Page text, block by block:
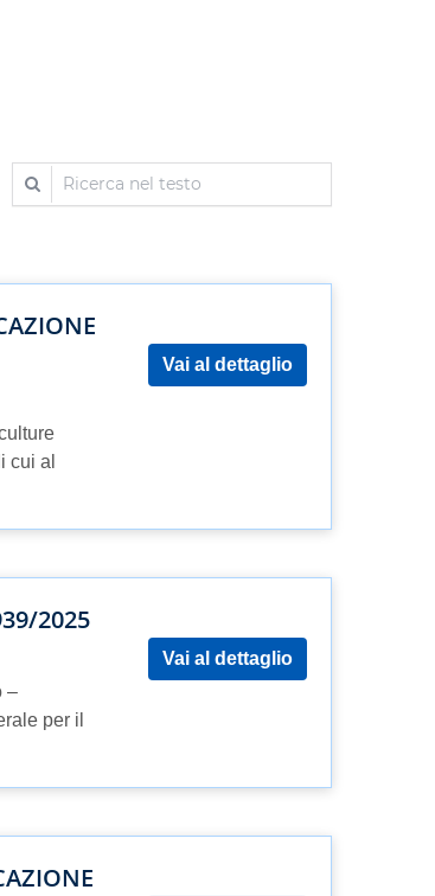
Ricerca nel testo
cui al
Vai al dettaglio
2025
–
per il
Vai al dettaglio